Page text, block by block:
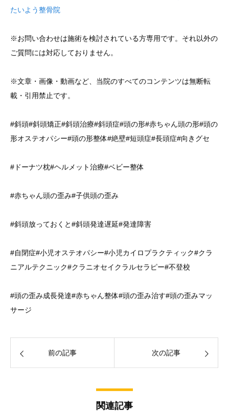
たいよう整骨院
※お問い合わせは施術を検討されている方専用です。それ以外の
ご質問には対応しておりません。
※文章・画像・動画など、当院のすべてのコンテンツは無断転
載・引用禁止です。
#斜頭#斜頭矯正#斜頭治療#斜頭症#頭の形#赤ちゃん頭の形#頭の
形オステオパシー#頭の形整体#絶壁#短頭症#長頭症#向きグセ
#ドーナツ枕#ヘルメット治療#ベビー整体
#赤ちゃん頭の歪み#子供頭の歪み
#斜頭放っておくと#斜頭発達遅延#発達障害
#自閉症#小児オステオパシー#小児カイロプラクティック#クラ
ニアルテクニック#クラニオセイクラルセラピー#不登校
#頭の歪み成長発達#赤ちゃん整体#頭の歪み治す#頭の歪みマッ
サージ
前の記事 次の記事
関連記事